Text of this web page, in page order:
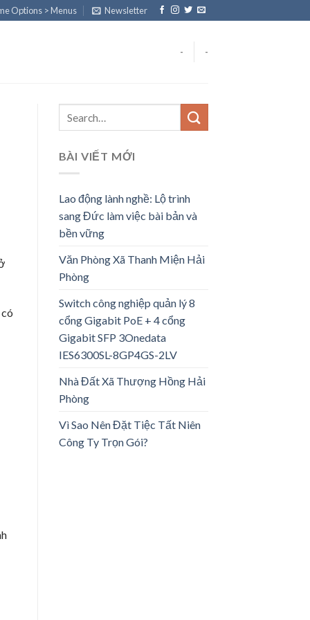
Options > Menus Newsletter
- -
BÀI VIẾT MỚI
Lao động lành nghề: Lộ trình
sang Đức làm việc bài bản và
bền vững
Văn Phòng Xã Thanh Miện Hải
Phòng
Switch công nghiệp quản lý 8
cổng Gigabit PoE + 4 cổng
Gigabit SFP 3Onedata
IES6300SL-8GP4GS-2LV
Nhà Đất Xã Thượng Hồng Hải
Phòng
Vì Sao Nên Đặt Tiệc Tất Niên
Công Ty Trọn Gói?